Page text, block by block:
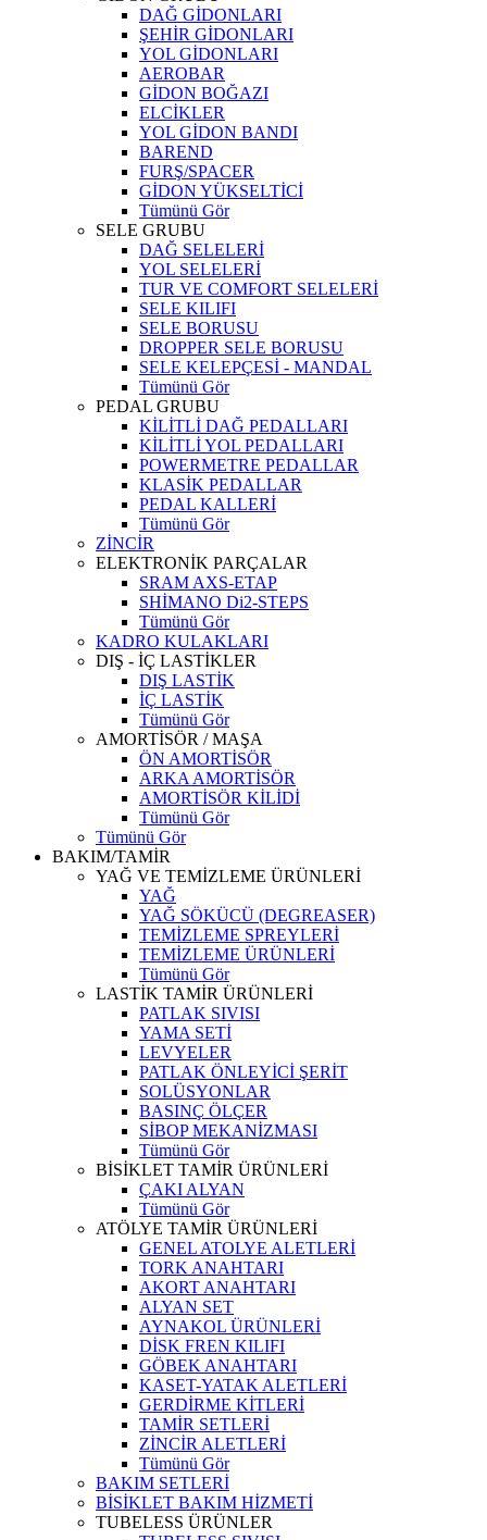
DAĞ GİDONLARI
ŞEHİR GİDONLARI
YOL GİDONLARI
AEROBAR
GİDON BOĞAZI
ELCİKLER
YOL GİDON BANDI
BAREND
FURŞ/SPACER
GİDON YÜKSELTİCİ
Tümünü Gör
SELE GRUBU
DAĞ SELELERİ
YOL SELELERİ
TUR VE COMFORT SELELERİ
SELE KILIFI
SELE BORUSU
DROPPER SELE BORUSU
SELE KELEPÇESİ - MANDAL
Tümünü Gör
PEDAL GRUBU
KİLİTLİ DAĞ PEDALLARI
KİLİTLİ YOL PEDALLARI
POWERMETRE PEDALLAR
KLASİK PEDALLAR
PEDAL KALLERİ
Tümünü Gör
ZİNCİR
ELEKTRONİK PARÇALAR
SRAM AXS-ETAP
SHİMANO Di2-STEPS
Tümünü Gör
KADRO KULAKLARI
DIŞ - İÇ LASTİKLER
DIŞ LASTİK
İÇ LASTİK
Tümünü Gör
AMORTİSÖR / MAŞA
ÖN AMORTİSÖR
ARKA AMORTİSÖR
AMORTİSÖR KİLİDİ
Tümünü Gör
Tümünü Gör
BAKIM/TAMİR
YAĞ VE TEMİZLEME ÜRÜNLERİ
YAĞ
YAĞ SÖKÜCÜ (DEGREASER)
TEMİZLEME SPREYLERİ
TEMİZLEME ÜRÜNLERİ
Tümünü Gör
LASTİK TAMİR ÜRÜNLERİ
PATLAK SIVISI
YAMA SETİ
LEVYELER
PATLAK ÖNLEYİCİ ŞERİT
SOLÜSYONLAR
BASINÇ ÖLÇER
SİBOP MEKANİZMASI
Tümünü Gör
BİSİKLET TAMİR ÜRÜNLERİ
ÇAKI ALYAN
Tümünü Gör
ATÖLYE TAMİR ÜRÜNLERİ
GENEL ATOLYE ALETLERİ
TORK ANAHTARI
AKORT ANAHTARI
ALYAN SET
AYNAKOL ÜRÜNLERİ
DİSK FREN KILIFI
GÖBEK ANAHTARI
KASET-YATAK ALETLERİ
GERDİRME KİTLERİ
TAMİR SETLERİ
ZİNCİR ALETLERİ
Tümünü Gör
BAKIM SETLERİ
BİSİKLET BAKIM HİZMETİ
TUBELESS ÜRÜNLER